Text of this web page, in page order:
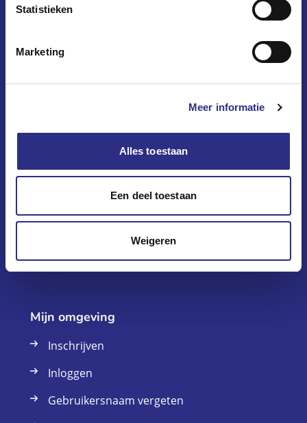
Statistieken
Marketing
Meer informatie
Alles toestaan
Een deel toestaan
Weigeren
Op dewoningzoeker.nl vindt u het woningaanbod van 8
in 10 gemeenten in West-Overijssel.
Vraag en antwoord
Onlangs verhuurd
Mijn omgeving
Inschrijven
Inloggen
Gebruikersnaam vergeten